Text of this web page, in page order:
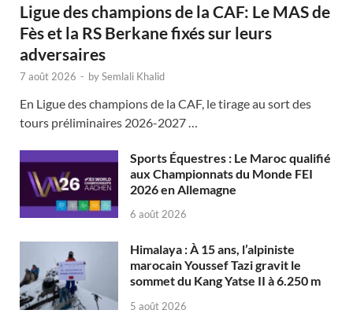
Ligue des champions de la CAF: Le MAS de
Fès et la RS Berkane fixés sur leurs
adversaires
7 août 2026 - bySemlali Khalid
En Ligue des champions de la CAF, le tirage au sort des
tours préliminaires 2026-2027 …
Sports Équestres : Le Maroc qualifié
aux Championnats du Monde FEI
2026 en Allemagne
6 août 2026
Himalaya : À 15 ans, l’alpiniste
marocain Youssef Tazi gravit le
sommet du Kang Yatse II à 6.250 m
5 août 2026